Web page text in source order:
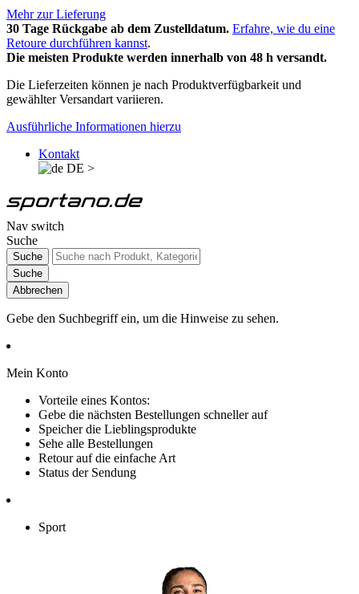
Mehr zur Lieferung
30 Tage Rückgabe ab dem Zustelldatum. Erfahre, wie du eine
Retoure durchführen kannst.
Die meisten Produkte werden innerhalb von 48 h versandt.
Die Lieferzeiten können je nach Produktverfügbarkeit und
gewählter Versandart variieren.
Ausführliche Informationen hierzu
Kontakt
DE >
Nav switch
Suche
Suche
Suche
Abbrechen
Gebe den Suchbegriff ein, um die Hinweise zu sehen.
Mein Konto
Vorteile eines Kontos:
Gebe die nächsten Bestellungen schneller auf
Speicher die Lieblingsprodukte
Sehe alle Bestellungen
Retour auf die einfache Art
Status der Sendung
Sport